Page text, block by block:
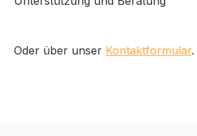
Oder über unser Kontaktformular.